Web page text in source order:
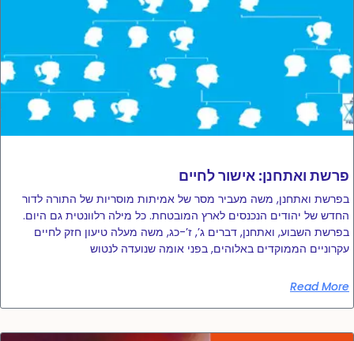
פרשת ואתחנן: אישור לחיים
בפרשת ואתחנן, משה מעביר מסר של אמיתות מוסריות של התורה לדור
החדש של יהודים הנכנסים לארץ המובטחת. כל מילה רלוונטית גם היום.
בפרשת השבוע, ואתחנן, דברים ג’, ז’-כג, משה מעלה טיעון חזק לחיים
עקרוניים הממוקדים באלוהים, בפני אומה שנועדה לנטוש
Read More